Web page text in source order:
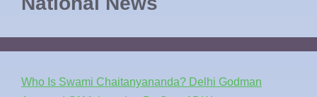
Who Is Swami Chaitanyananda? Delhi Godman